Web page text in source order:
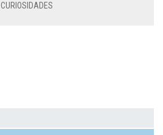
CURIOSIDADES